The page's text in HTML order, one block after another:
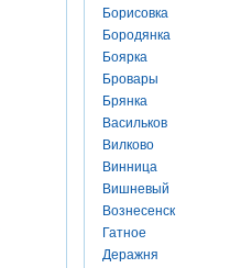
Борисовка
Бородянка
Боярка
Бровары
Брянка
Васильков
Вилково
Винница
Вишневый
Вознесенск
Гатное
Деражня